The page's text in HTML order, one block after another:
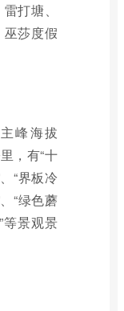
打塘、
莎度假
峰海拔
，有“十
“界板冷
“绿色蘑
等景观景